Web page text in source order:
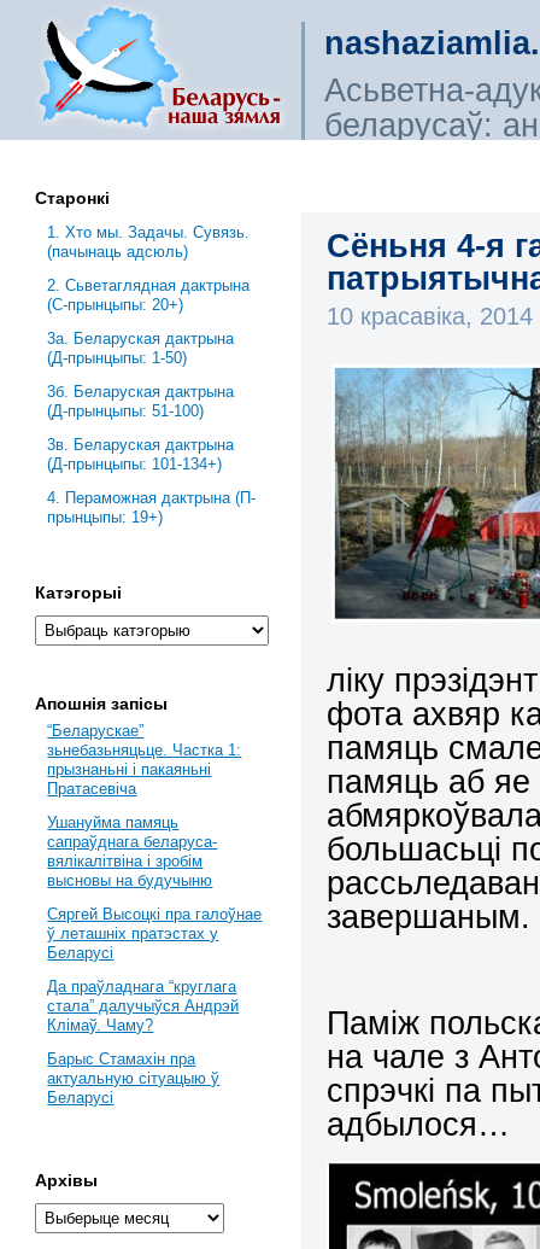
Асьветна-
беларусаў:
Сёньня 4-я
10 красавіка, 2014
ліку
фота ахвяр
памяць
памяць аб яе
большасьці
завершаным.
Паміж
на чале з
спрэчкі па
адбылося…
Старонкі
1. Хто мы. Задачы. Сувязь.
(пачынаць адсюль)
2. Сьветаглядная дактрына
(С-прынцыпы: 20+)
3a. Беларуская дактрына
(Д-прынцыпы: 1-50)
3б. Беларуская дактрына
(Д-прынцыпы: 51-100)
3в. Беларуская дактрына
(Д-прынцыпы: 101-134+)
4. Пераможная дактрына (П-
прынцыпы: 19+)
Катэгорыі
Апошнія запісы
“Беларускае”
зьнебазьняцьце. Частка 1:
прызнаньні і пакаяньні
Пратасевіча
Ушануйма памяць
сапраўднага беларуса-
вялікалітвіна і зробім
высновы на будучыню
Сяргей Высоцкі пра галоўнае
ў леташніх пратэстах у
Беларусі
Да праўладнага “круглага
стала” далучыўся Андрэй
Клімаў. Чаму?
Барыс Стамахін пра
актуальную сітуацыю ў
Беларусі
Архівы